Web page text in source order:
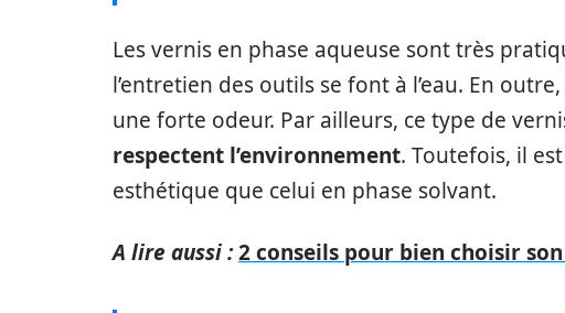
Les vernis en phase aqueuse sont très
l’entretien des outils se font à l’eau. En
une forte odeur. Par ailleurs, ce type de
respectent l’environnement. Toutefois, il
esthétique que celui en phase solvant.
A lire aussi :2 conseils pour bien choisir